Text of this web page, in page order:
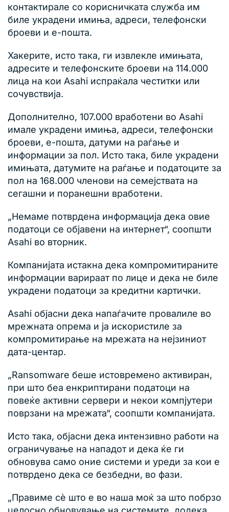
контактирале со корисничката служба им
биле украдени имиња, адреси, телефонски
броеви и е-пошта.
Хакерите, исто така, ги извлекле имињата,
адресите и телефонските броеви на 114.000
лица на кои Asahi испраќала честитки или
сочувствија.
Дополнително, 107.000 вработени во Asahi
имале украдени имиња, адреси, телефонски
броеви, е-пошта, датуми на раѓање и
информации за пол. Исто така, биле украдени
имињата, датумите на раѓање и податоците за
пол на 168.000 членови на семејствата на
сегашни и поранешни вработени.
„Немаме потврдена информација дека овие
податоци се објавени на интернет“, соопшти
Asahi во вторник.
Компанијата истакна дека компромитираните
информации варираат по лице и дека не биле
украдени податоци за кредитни картички.
Asahi објасни дека напаѓачите провалиле во
мрежната опрема и ја искористиле за
компромитирање на мрежата на нејзиниот
дата-центар.
„Ransomware беше истовремено активиран,
при што беа енкриптирани податоци на
повеќе активни сервери и некои компјутери
поврзани на мрежата“, соопшти компанијата.
Исто така, објасни дека интензивно работи на
ограничување на нападот и дека ќе ги
обновува само оние системи и уреди за кои е
потврдено дека се безбедни, во фази.
„Правиме сè што е во наша моќ за што побрзо